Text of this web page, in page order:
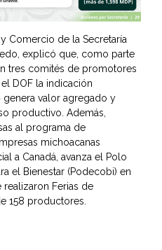
Comercio de la Secretaría
explicó que, como parte
tres comités de promotores
DOF la indicación
genera valor agregado y
productivo. Además,
al programa de
michoacanas
a Canadá, avanza el Polo
el Bienestar (Podecobi) en
realizaron Ferias de
158 productores.